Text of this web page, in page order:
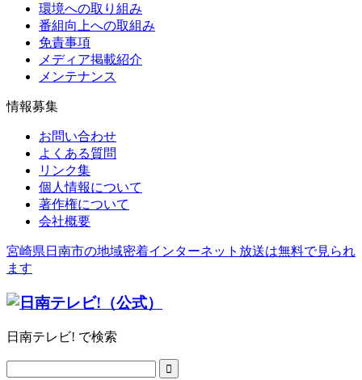
環境への取り組み
番組向上への取組み
免責事項
メディア掲載紹介
メンテナンス
情報募集
お問い合わせ
よくある質問
リンク集
個人情報について
著作権について
会社概要
宮崎県日南市の地域密着インターネット放送は無料で見られ
ます
日南テレビ! で検索